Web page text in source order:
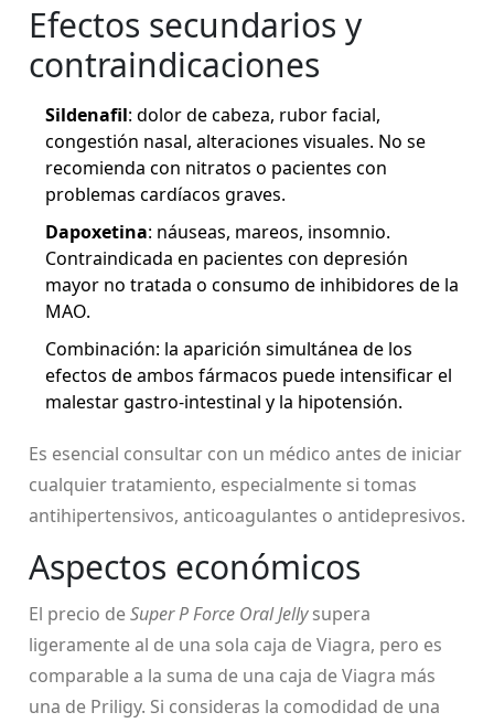
Efectos secundarios y
contraindicaciones
Sildenafil: dolor de cabeza, rubor facial,
congestión nasal, alteraciones visuales. No se
recomienda con nitratos o pacientes con
problemas cardíacos graves.
Dapoxetina: náuseas, mareos, insomnio.
Contraindicada en pacientes con depresión
mayor no tratada o consumo de inhibidores de la
MAO.
Combinación: la aparición simultánea de los
efectos de ambos fármacos puede intensificar el
malestar gastro‑intestinal y la hipotensión.
Es esencial consultar con un médico antes de iniciar
cualquier tratamiento, especialmente si tomas
antihipertensivos, anticoagulantes o antidepresivos.
Aspectos económicos
El precio deSuper P Force Oral Jellysupera
ligeramente al de una sola caja de Viagra, pero es
comparable a la suma de una caja de Viagra más
una de Priligy. Si consideras la comodidad de una